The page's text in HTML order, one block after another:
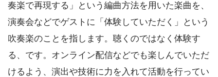
奏楽で再現する」という編曲方法を用いた楽曲を、
演奏会などでゲストに「体験していただく」という
吹奏楽のことを指します。聴くのではなく体験す
る、です。オンライン配信などでも楽しんでいただ
けるよう、演出や技術に力を入れて活動を行ってい